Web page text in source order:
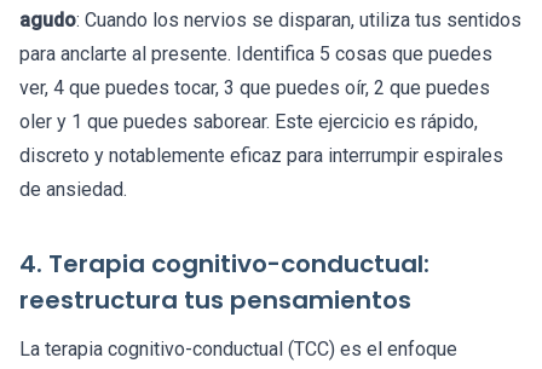
agudo: Cuando los nervios se disparan, utiliza tus sentidos
para anclarte al presente. Identifica 5 cosas que puedes
ver, 4 que puedes tocar, 3 que puedes oír, 2 que puedes
oler y 1 que puedes saborear. Este ejercicio es rápido,
discreto y notablemente eficaz para interrumpir espirales
de ansiedad.
4. Terapia cognitivo-conductual:
reestructura tus pensamientos
La terapia cognitivo-conductual (TCC) es el enfoque